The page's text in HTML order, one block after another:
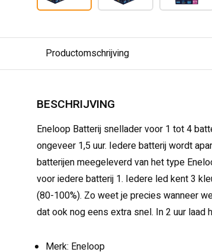
Productomschrijving
BESCHRIJVING
Eneloop Batterij snellader voor 1 tot 4
ongeveer 1,5 uur. Iedere batterij wordt
batterijen meegeleverd van het type
voor iedere batterij 1. Iedere led kent 3
(80-100%). Zo weet je precies wanneer
dat ook nog eens extra snel. In 2 uur laad
Merk: Eneloop